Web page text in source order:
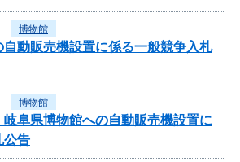
博物館
動販売機設置に係る一般競争入札
博物館
岐阜県博物館への自動販売機設置に
公告